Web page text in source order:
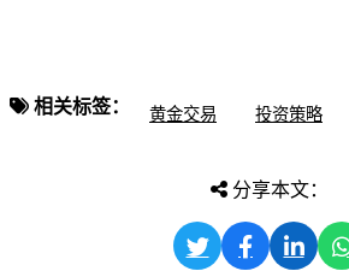
相关标签： 黄金交易 投资策略
分享本文：